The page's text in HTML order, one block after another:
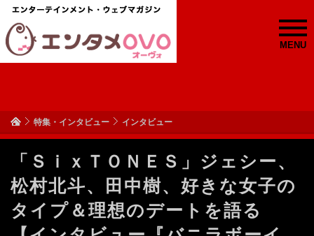
MENU
特集・インタビュー インタビュー
「ＳｉｘＴＯＮＥＳ」ジェシー、
松村北斗、田中樹、好きな女子の
タイプ＆理想のデートを語る